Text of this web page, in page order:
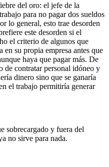
del oro: el jefe de la
para no pagar dos sueldos
lo general, esto trae desorden
este desorden si el
el criterio de algunos que
su propia empresa antes que
haya que pagar más. De
de contratar personal idóneo y
dinero sino que se ganaría
el trabajo permitiría generar
sobrecargado y fuera del
no sirve para nada.